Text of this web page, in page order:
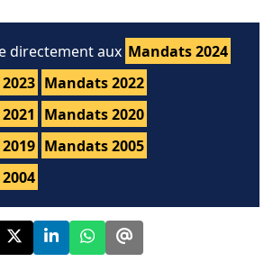
directement aux Mandats 2024
Mandats 2022
Mandats 2020
Mandats 2005